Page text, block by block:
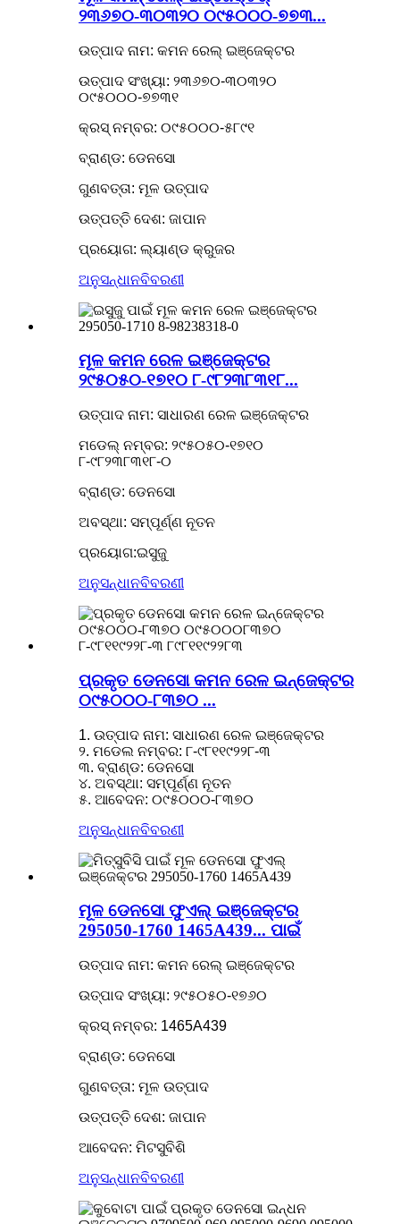
୨୩୬୭୦-୩୦୩୨୦ ୦୯୫୦୦୦-୭୭୩...
ଉତ୍ପାଦ ନାମ: କମନ ରେଲ୍ ଇଞ୍ଜେକ୍ଟର
ଉତ୍ପାଦ ସଂଖ୍ୟା: ୨୩୬୭୦-୩୦୩୨୦
୦୯୫୦୦୦-୭୭୩୧
କ୍ରସ୍ ନମ୍ବର: ୦୯୫୦୦୦-୫୮୯୧
ବ୍ରାଣ୍ଡ: ଡେନସୋ
ଗୁଣବତ୍ତା: ମୂଳ ଉତ୍ପାଦ
ଉତ୍ପତ୍ତି ଦେଶ: ଜାପାନ
ପ୍ରୟୋଗ: ଲ୍ୟାଣ୍ଡ କ୍ରୁଜର
ଅନୁସନ୍ଧାନବିବରଣୀ
ମୂଳ କମନ ରେଳ ଇଞ୍ଜେକ୍ଟର
୨୯୫୦୫୦-୧୭୧୦ ୮-୯୮୨୩୮୩୧୮...
ଉତ୍ପାଦ ନାମ: ସାଧାରଣ ରେଳ ଇଞ୍ଜେକ୍ଟର
ମଡେଲ୍ ନମ୍ବର: ୨୯୫୦୫୦-୧୭୧୦
୮-୯୮୨୩୮୩୧୮-୦
ବ୍ରାଣ୍ଡ: ଡେନସୋ
ଅବସ୍ଥା: ସମ୍ପୂର୍ଣ୍ଣ ନୂତନ
ପ୍ରୟୋଗ:ଇସୁଜୁ
ଅନୁସନ୍ଧାନବିବରଣୀ
ପ୍ରକୃତ ଡେନସୋ କମନ ରେଳ ଇନ୍ଜେକ୍ଟର
୦୯୫୦୦୦-୮୩୭୦ ...
1. ଉତ୍ପାଦ ନାମ: ସାଧାରଣ ରେଳ ଇଞ୍ଜେକ୍ଟର
୨. ମଡେଲ ନମ୍ବର: ୮-୯୮୧୧୯୨୨୮-୩
୩. ବ୍ରାଣ୍ଡ: ଡେନସୋ
୪. ଅବସ୍ଥା: ସମ୍ପୂର୍ଣ୍ଣ ନୂତନ
୫. ଆବେଦନ: ୦୯୫୦୦୦-୮୩୭୦
ଅନୁସନ୍ଧାନବିବରଣୀ
ମୂଳ ଡେନସୋ ଫୁଏଲ୍ ଇଞ୍ଜେକ୍ଟର
295050-1760 1465A439... ପାଇଁ
ଉତ୍ପାଦ ନାମ: କମନ ରେଲ୍ ଇଞ୍ଜେକ୍ଟର
ଉତ୍ପାଦ ସଂଖ୍ୟା: ୨୯୫୦୫୦-୧୭୬୦
କ୍ରସ୍ ନମ୍ବର: 1465A439
ବ୍ରାଣ୍ଡ: ଡେନସୋ
ଗୁଣବତ୍ତା: ମୂଳ ଉତ୍ପାଦ
ଉତ୍ପତ୍ତି ଦେଶ: ଜାପାନ
ଆବେଦନ: ମିଟସୁବିଶି
ଅନୁସନ୍ଧାନବିବରଣୀ